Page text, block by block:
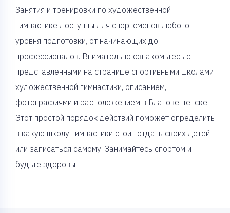
Занятия и тренировки по художественной
гимнастике доступны для спортсменов любого
уровня подготовки, от начинающих до
профессионалов. Внимательно ознакомьтесь с
представленными на странице спортивными школами
художественной гимнастики, описанием,
фотографиями и расположением в Благовещенске.
Этот простой порядок действий поможет определить
в какую школу гимнастики стоит отдать своих детей
или записаться самому. Занимайтесь спортом и
будьте здоровы!